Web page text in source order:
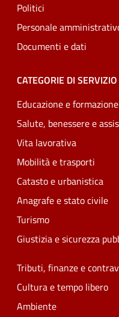
Politici
Personale
Documenti e dati
CATEGORIE DI SERVIZIO
Educazione e formazione
Salute, benessere e
Vita lavorativa
Mobilità e trasporti
Catasto e urbanistica
Anagrafe e stato civile
Turismo
Giustizia e sicurezza
Tributi, finanze e
Cultura e tempo libero
Ambiente